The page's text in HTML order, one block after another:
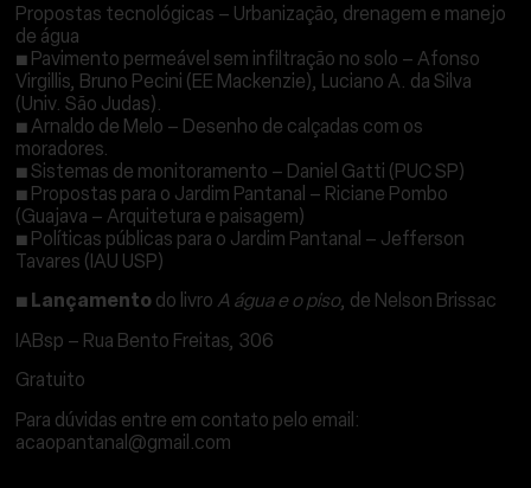
Propostas tecnológicas – Urbanização, drenagem e manejo
de água
▪ Pavimento permeável sem infiltração no solo – Afonso
Virgillis, Bruno Pecini (EE Mackenzie), Luciano A. da Silva
(Univ. São Judas).
▪Arnaldo de Melo – Desenho de calçadas com os
moradores.
▪Sistemas de monitoramento – Daniel Gatti (PUC SP)
▪ Propostas para o Jardim Pantanal – Riciane Pombo
(Guajava – Arquitetura e paisagem)
▪ Políticas públicas para o Jardim Pantanal – Jefferson
Tavares (IAU USP)
▪ Lançamento do livro A água e o piso, de Nelson Brissac
IABsp – Rua Bento Freitas, 306
Gratuito
Para dúvidas entre em contato pelo email:
acaopantanal@gmail.com